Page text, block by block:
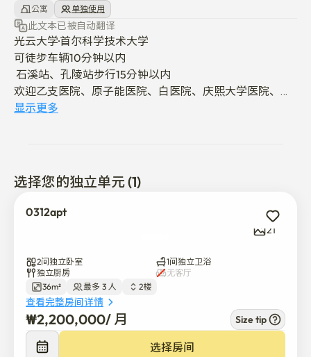
公寓 单独使用
此文本已被自动翻译
光云大学·首尔科学技术大学
可徒步车辆10分钟以内
石溪站、孔陵站步行15分钟以内
欢迎乙支医院、原子能医院、白医院、庆熙大学医院、高
等大学医院实习生
显示更多
选择您的独立单元 (1)
0312apt
21
2间独立卧室
1间独立卫浴
独立厨房
无客厅
36m²
最多 3 人 2楼
查看完整房间详情
₩2,200,000/ 月 Size tip
选择房间